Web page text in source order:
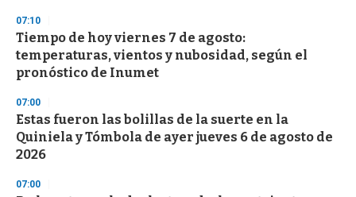
07:10
Tiempo de hoy viernes 7 de agosto:
temperaturas, vientos y nubosidad, según el
pronóstico de Inumet
07:00
Estas fueron las bolillas de la suerte en la
Quiniela y Tómbola de ayer jueves 6 de agosto de
2026
07:00